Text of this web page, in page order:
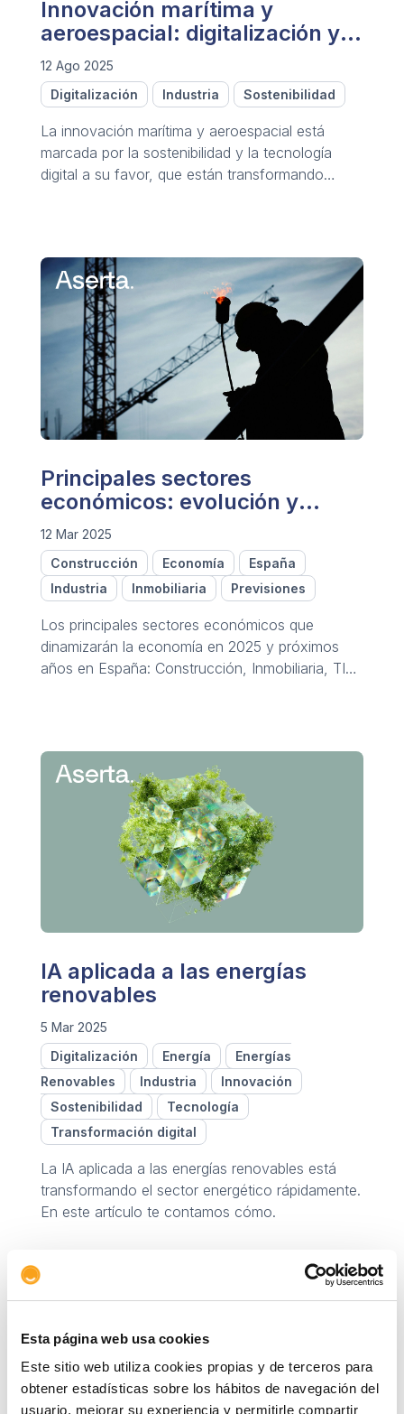
Esta página web usa cookies
Este sitio web utiliza cookies propias y de terceros para
obtener estadísticas sobre los hábitos de navegación del
usuario, mejorar su experiencia y permitirle compartir
Innovación marítima y
aeroespacial: digitalización y
sostenibilidad
12 Ago 2025
Digitalización
Industria Sostenibilidad
La innovación marítima y aeroespacial está
marcada por la sostenibilidad y la tecnología
digital a su favor, que están transformando
Principales sectores
económicos: evolución y
previsiones
12 Mar 2025
Construcción
Economía
España
Industria
Inmobiliaria Previsiones
Los principales sectores económicos que
dinamizarán la economía en 2025 y próximos
años en España: Construcción, Inmobiliaria, TIC,
IA aplicada a las energías
renovables
5 Mar 2025
Digitalización
Energía
Energías
Renovables
Industria
Innovación
Sostenibilidad
Tecnología
Transformación digital
La IA aplicada a las energías renovables está
transformando el sector energético rápidamente.
En este artículo te contamos cómo.